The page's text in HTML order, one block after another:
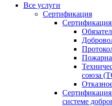
Все услуги
Сертификация
союза
системе